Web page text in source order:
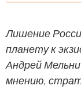
Лишение
планету к
Андрей
мнению,